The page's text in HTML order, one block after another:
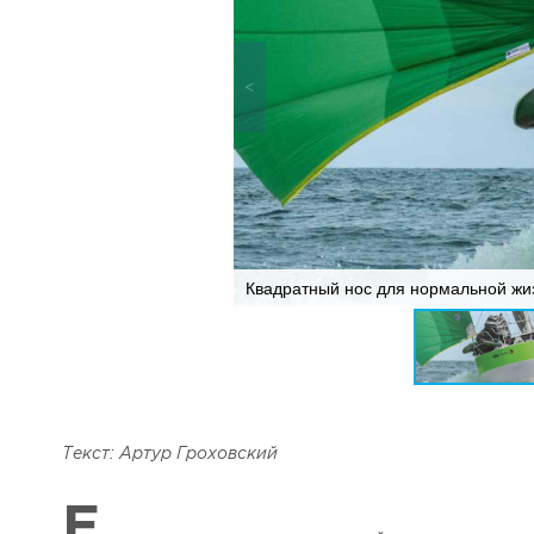
Квадратный нос для нормальной
Текст: Артур Гроховский